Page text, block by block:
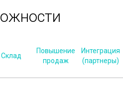
Склад
Повышение
продаж
Интеграция
(партнеры)